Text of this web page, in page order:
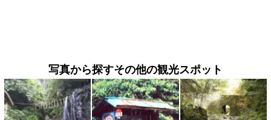
写真から探すその他の観光スポット